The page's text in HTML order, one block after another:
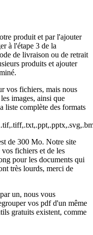
produit et par l'ajouter
à l'étape 3 de la
de livraison ou de retrait
produits et ajouter
vos fichiers, mais nous
images, ainsi que
liste complète des formats
de 300 Mo. Notre site
fichiers et de les
pour les documents qui
très lourds, merci de
un, nous vous
vos pdf d'un même
gratuits existent, comme